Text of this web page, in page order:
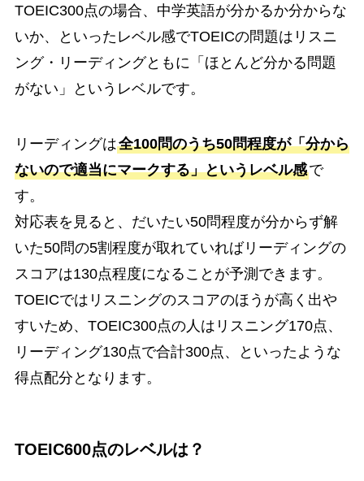
TOEIC300点の場合、中学英語が分かるか分からな
いか、といったレベル感でTOEICの問題はリスニ
ング・リーディングともに「ほとんど分かる問題
がない」というレベルです。
リーディングは全100問のうち50問程度が「分から
ないので適当にマークする」というレベル感で
す。
対応表を見ると、だいたい50問程度が分からず解
いた50問の5割程度が取れていればリーディングの
スコアは130点程度になることが予測できます。
TOEICではリスニングのスコアのほうが高く出や
すいため、TOEIC300点の人はリスニング170点、
リーディング130点で合計300点、といったような
得点配分となります。
TOEIC600点のレベルは？